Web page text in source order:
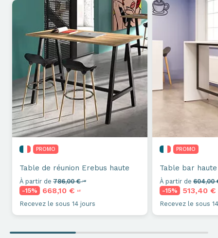
PROMO
Table de réunion Erebus haute
À partir de 786,00 €HT
-15% 668,10 € HT
Recevez le sous 14 jours
PROMO
Table bar haute
À partir de 604,00
-15%
513,40 €
Recevez le sous